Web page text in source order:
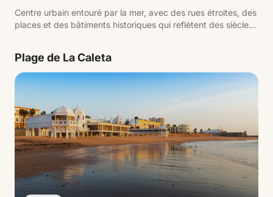
Centre urbain entouré par la mer, avec des rues étroites, des
places et des bâtiments historiques qui reflètent des siècles
Plage de La Caleta